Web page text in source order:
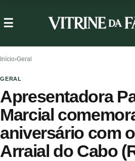
Início›Geral
GERAL
Apresentadora
Marcial
aniversário com
Arraial do Cabo